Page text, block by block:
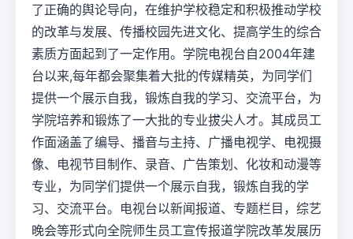
了正确的舆论导向，在维护学校稳定和积极推动学校
的改革与发展、传播校园先进文化、提高学生的综合
素质方面起到了一定作用。学院电视台自2004年建
台以来,每年都会聚集着大批的传媒精英，为同学们
提供一个展示自我，锻炼自我的学习、交流平台，为
学院培养和锻炼了一大批的专业拔尖人才。其成员工
作面涵盖了编导、播音与主持、广播电视学、电视摄
像、电视节目制作、录音、广告策划、化妆和动漫等
专业，为同学们提供一个展示自我，锻炼自我的学
习、交流平台。电视台以新闻报道、专题栏目，综艺
晚会等形式向全院师生员工宣传报道学院改革发展历